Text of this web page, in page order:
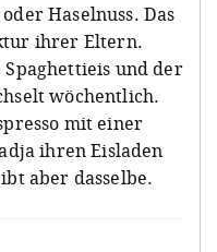
Haselnuss. Das
ihrer Eltern.
und der
wöchentlich.
mit einer
ihren Eisladen
aber dasselbe.